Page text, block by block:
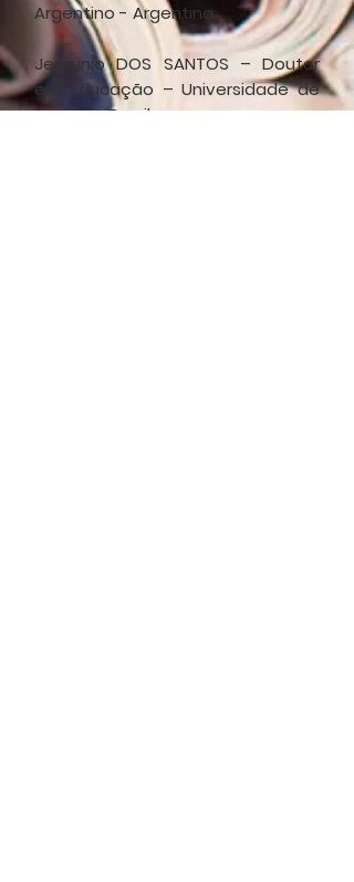
Argentino - Argentina
Jenijunio DOS SANTOS – Doutor
em Educação – Universidade de
Brasília - Brasil